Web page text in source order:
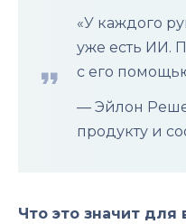
«У каждого
уже есть ИИ.
с его
— Эйлон
продукту и
Что это значит для